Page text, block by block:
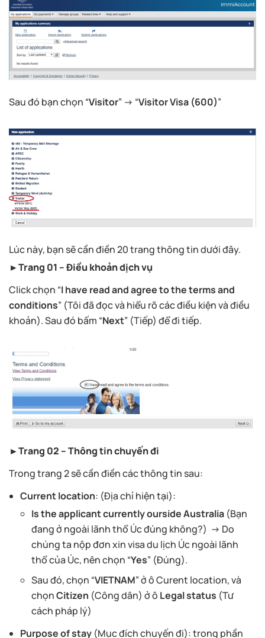
Sau đó bạn chọn “Visitor” -> “Visitor Visa (600)”
Lúc này, bạn sẽ cần điền 20 trang thông tin dưới đây.
►Trang 01 – Điều khoản dịch vụ
Click chọn “I have read and agree to the terms and
conditions” (Tôi đã đọc và hiểu rõ các điều kiện và điều
khoản). Sau đó bấm “Next” (Tiếp) để đi tiếp.
►Trang 02 – Thông tin chuyến đi
Trong trang 2 sẽ cần điền các thông tin sau:
Current location: (Địa chỉ hiện tại):
Is the applicant currently ourside Australia (Bạn
đang ở ngoài lãnh thổ Úc đúng không?) → Do
chúng ta nộp đơn xin visa du lịch Úc ngoài lãnh
thổ của Úc, nên chọn “Yes” (Đúng).
Sau đó, chọn “VIETNAM” ở ô Curent location, và
chọnCitizen (Công dân) ở ô Legal status (Tư
cách pháp lý)
Purpose of stay (Mục đích chuyến đi): trong phần